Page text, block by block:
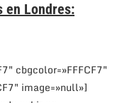
en Londres:
cbgcolor=»FFFCF7″
image=»null»]